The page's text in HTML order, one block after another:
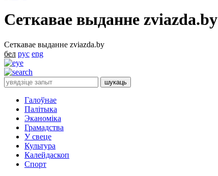
Сеткавае выданне zviazda.by
Сеткавае выданне zviazda.by
бел рус eng
Галоўнае
Палітыка
Эканоміка
Грамадства
У свеце
Культура
Калейдаскоп
Спорт